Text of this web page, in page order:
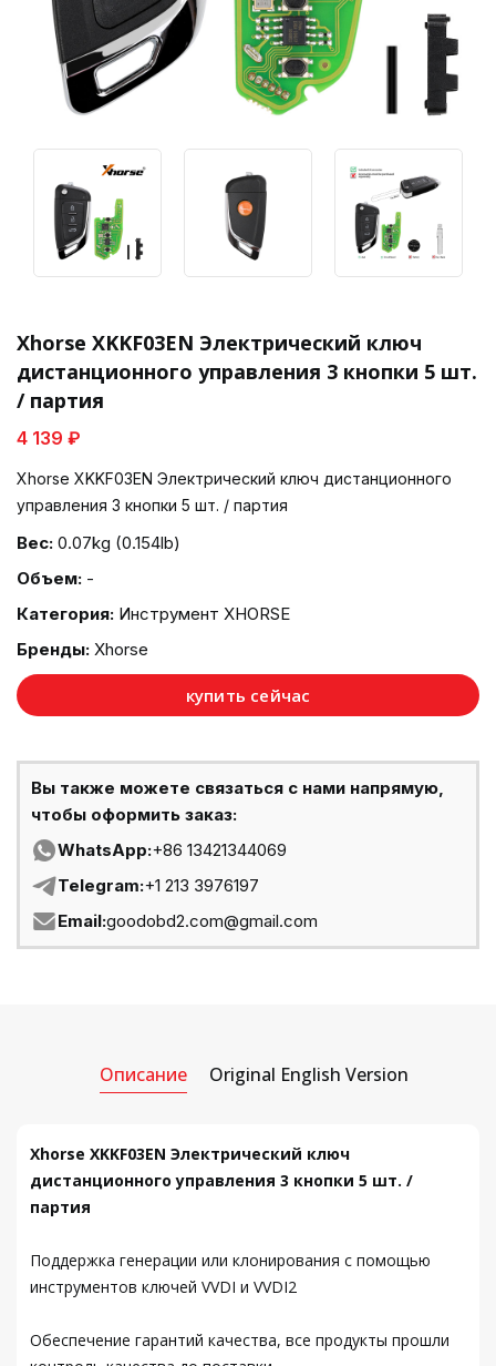
Xhorse XKKF03EN Электрический ключ
дистанционного управления 3 кнопки 5 шт.
/ партия
4 139 ₽
Xhorse XKKF03EN Электрический ключ дистанционного
управления 3 кнопки 5 шт. / партия
Вес: 0.07kg (0.154lb)
Объем: -
Категория: Инструмент XHORSE
Бренды: Xhorse
купить сейчас
Вы также можете связаться с нами напрямую,
чтобы оформить заказ:
WhatsApp:+86 13421344069
Telegram:+1 213 3976197
Email:goodobd2.com@gmail.com
Описание Original English Version
Xhorse XKKF03EN Электрический ключ
дистанционного управления 3 кнопки 5 шт. /
партия
Поддержка генерации или клонирования с помощью
инструментов ключей VVDI и VVDI2
Обеспечение гарантий качества, все продукты прошли